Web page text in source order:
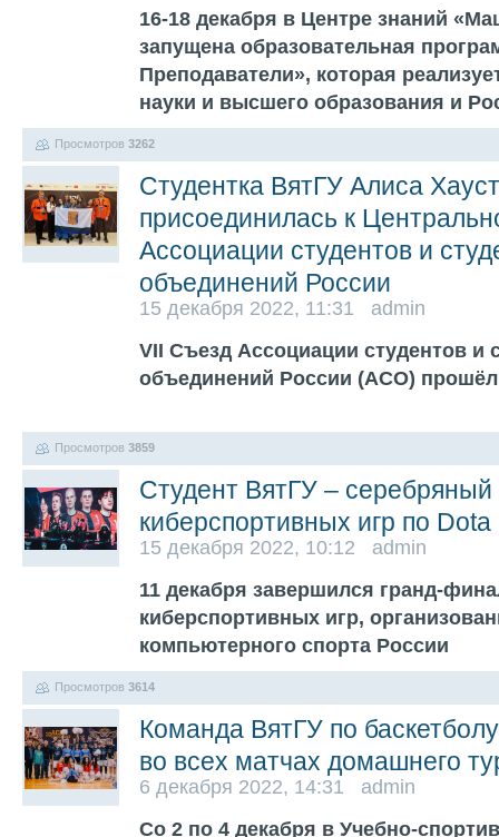
16-18 декабря в Центре знаний
запущена образовательная
Преподаватели», которая
науки и высшего образования и
Просмотров 3262
Студентка ВятГУ Алиса
присоединилась к
Ассоциации студентов и
объединений России
15 декабря 2022, 11:31 admin
VII Съезд Ассоциации студентов и
объединений России (АСО) прошёл
Просмотров 3859
Студент ВятГУ –
киберспортивных игр по Dota
15 декабря 2022, 10:12 admin
11 декабря завершился гранд-
киберспортивных игр,
компьютерного спорта России
Просмотров 3614
Команда ВятГУ по
во всех матчах домашнего
6 декабря 2022, 14:31 admin
Со 2 по 4 декабря в Учебно-